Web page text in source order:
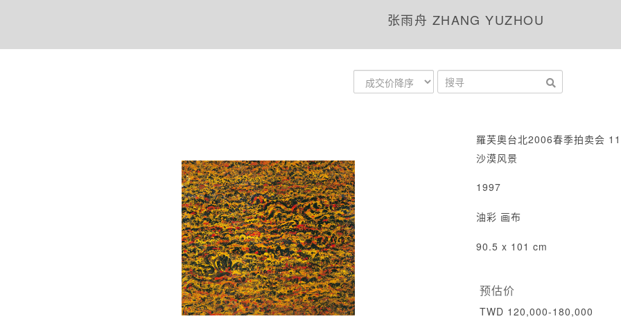
张雨舟 ZHANG YUZHOU
羅芙奧台北2006春季拍卖会
沙漠风景
1997
油彩 画布
90.5 x 101 cm
预估价
TWD 120,000-180,000